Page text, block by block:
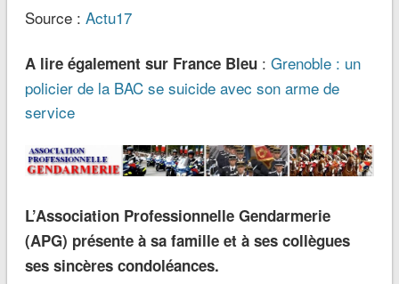
Source : Actu17
A lire également sur France Bleu: Grenoble : un
policier de la BAC se suicide avec son arme de
service
L’Association Professionnelle Gendarmerie
(APG) présente à sa famille et à ses collègues
ses sincères condoléances.